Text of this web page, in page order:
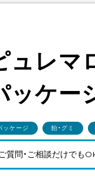
ュレマ
ッケー
ッケージ 飴・グミ
ご質問・ご相談だけでも